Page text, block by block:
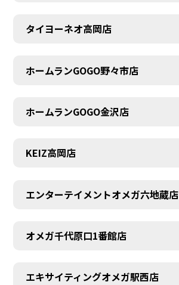
AUDITION
タイヨーネオ高岡店
ホームランGOGO野々市店
ホームランGOGO金沢店
KEIZ高岡店
エンターテイメントオメガ六地蔵店
オメガ千代原口1番館店
エキサイティングオメガ駅西店